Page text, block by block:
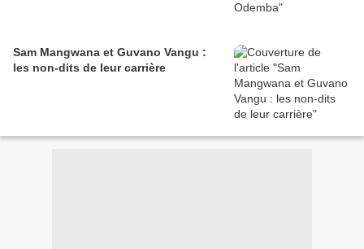
Sam Mangwana et Guvano Vangu :
les non-dits de leur carrière